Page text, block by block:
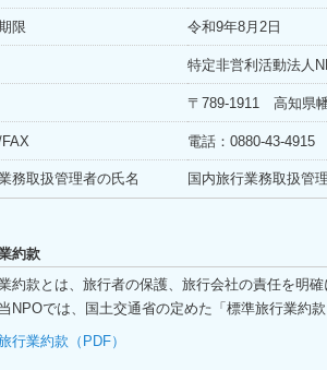
限 令和9年8月2日
特定非営利活動法人
〒789-1911 高知県
電話：0880-43-4915
務取扱管理者の氏名 国内旅行業務取扱管
約款
約款とは、旅行者の保護、旅行会社の責任を明
NPOでは、国土交通省の定めた「標準旅行業約
行業約款（PDF）